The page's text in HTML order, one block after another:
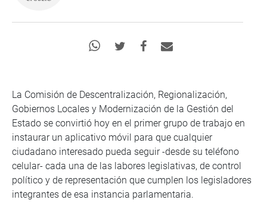
La Comisión de Descentralización, Regionalización,
Gobiernos Locales y Modernización de la Gestión del
Estado se convirtió hoy en el primer grupo de trabajo en
instaurar un aplicativo móvil para que cualquier
ciudadano interesado pueda seguir -desde su teléfono
celular- cada una de las labores legislativas, de control
político y de representación que cumplen los legisladores
integrantes de esa instancia parlamentaria.